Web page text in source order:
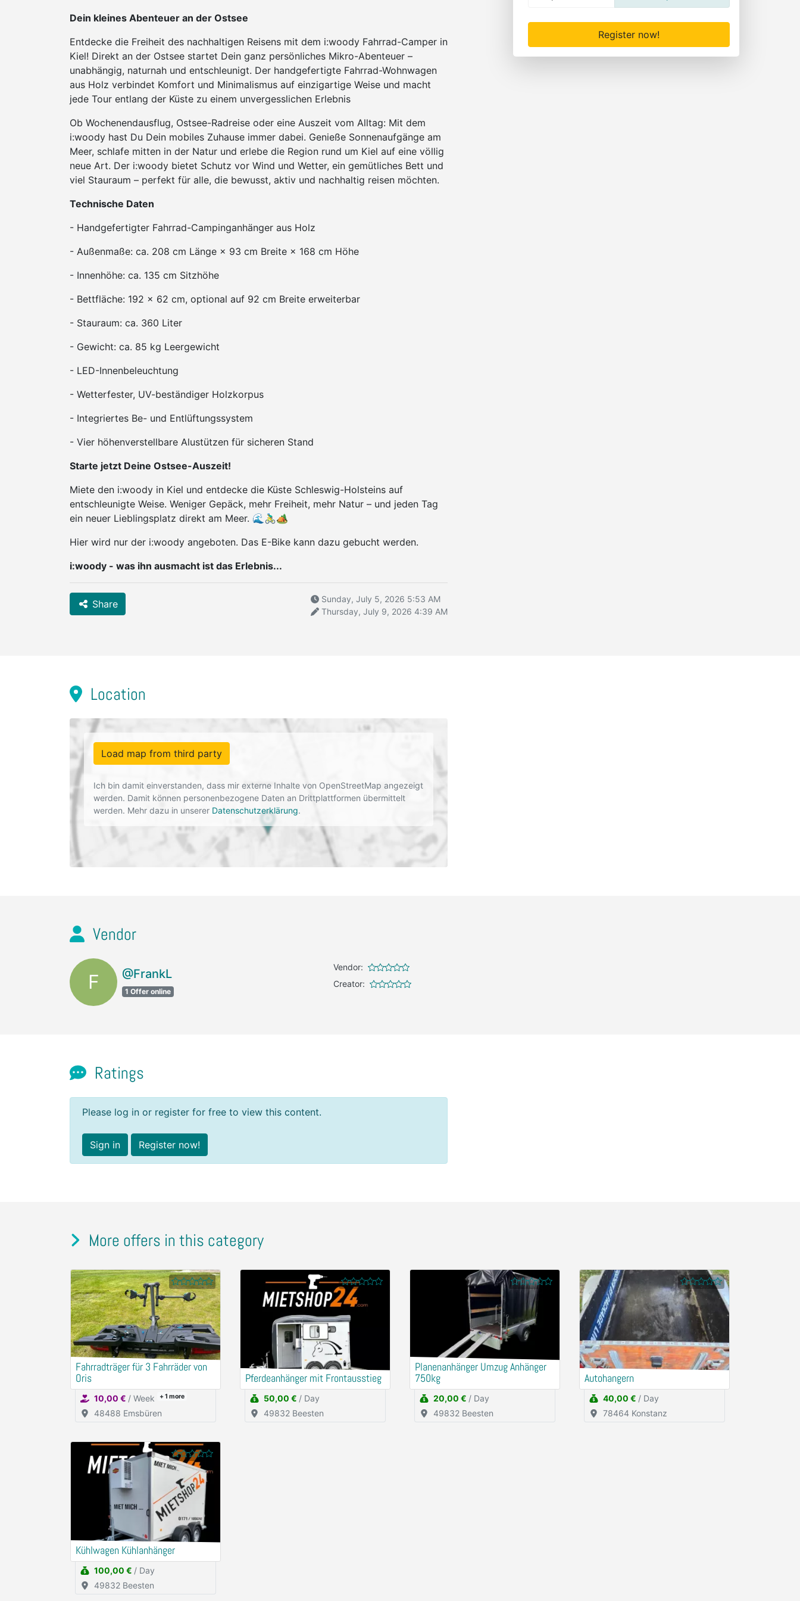
Register now!
Dein kleines Abenteuer an der Ostsee
Entdecke die Freiheit des nachhaltigen Reisens mit dem i:woody Fahrrad-Camper in
Kiel! Direkt an der Ostsee startet Dein ganz persönliches Mikro-Abenteuer –
unabhängig, naturnah und entschleunigt. Der handgefertigte Fahrrad-Wohnwagen
aus Holz verbindet Komfort und Minimalismus auf einzigartige Weise und macht
jede Tour entlang der Küste zu einem unvergesslichen Erlebnis
Ob Wochenendausflug, Ostsee-Radreise oder eine Auszeit vom Alltag: Mit dem
i:woody hast Du Dein mobiles Zuhause immer dabei. Genieße Sonnenaufgänge am
Meer, schlafe mitten in der Natur und erlebe die Region rund um Kiel auf eine völlig
neue Art. Der i:woody bietet Schutz vor Wind und Wetter, ein gemütliches Bett und
viel Stauraum – perfekt für alle, die bewusst, aktiv und nachhaltig reisen möchten.
Technische Daten
- Handgefertigter Fahrrad-Campinganhänger aus Holz
- Außenmaße: ca. 208 cm Länge × 93 cm Breite × 168 cm Höhe
- Innenhöhe: ca. 135 cm Sitzhöhe
- Bettfläche: 192 × 62 cm, optional auf 92 cm Breite erweiterbar
- Stauraum: ca. 360 Liter
- Gewicht: ca. 85 kg Leergewicht
- LED-Innenbeleuchtung
- Wetterfester, UV-beständiger Holzkorpus
- Integriertes Be- und Entlüftungssystem
- Vier höhenverstellbare Alustützen für sicheren Stand
Starte jetzt Deine Ostsee-Auszeit!
Miete den i:woody in Kiel und entdecke die Küste Schleswig-Holsteins auf
entschleunigte Weise. Weniger Gepäck, mehr Freiheit, mehr Natur – und jeden Tag
ein neuer Lieblingsplatz direkt am Meer. 🌊🚴‍♂️🏕️
Hier wird nur der i:woody angeboten. Das E-Bike kann dazu gebucht werden.
i:woody - was ihn ausmacht ist das Erlebnis...
Share
Sunday, July 5, 2026 5:53 AM
Thursday, July 9, 2026 4:39 AM
Location
Load map from third party
Ich bin damit einverstanden, dass mir externe Inhalte von OpenStreetMap angezeigt
werden. Damit können personenbezogene Daten an Drittplattformen übermittelt
werden. Mehr dazu in unserer Datenschutzerklärung.
Vendor
F @FrankL
1 Offer online
Vendor:
Creator:
Ratings
Please log in or register for free to view this content.
Sign in Register now!
More offers in this category
Fahrradträger für 3 Fahrräder von
Oris
10,00 € / Week + 1more
48488 Emsbüren
Pferdeanhänger mit Frontausstieg
50,00 € / Day
49832 Beesten
Planenanhänger Umzug Anhänger
750kg
20,00 € / Day
49832 Beesten
Autohangern
40,00 € / Day
78464 Konstanz
Kühlwagen Kühlanhänger
100,00 € / Day
49832 Beesten